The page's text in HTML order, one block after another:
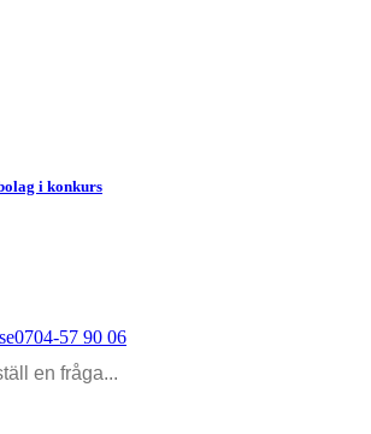
i konkurs
0704-57 90 06